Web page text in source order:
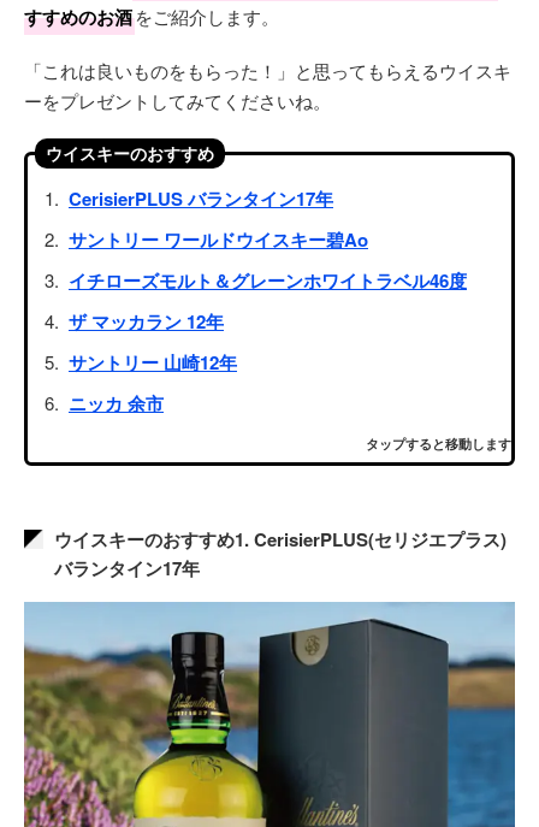
すすめのお酒をご紹介します。
「これは良いものをもらった！」と思ってもらえるウイスキ
ーをプレゼントしてみてくださいね。
ウイスキーのおすすめ
CerisierPLUS バランタイン17年
サントリー ワールドウイスキー碧Ao
イチローズモルト＆グレーンホワイトラベル46度
ザ マッカラン 12年
サントリー 山崎12年
ニッカ 余市
タップすると移動します
ウイスキーのおすすめ1. CerisierPLUS(セリジエプラス)
バランタイン17年